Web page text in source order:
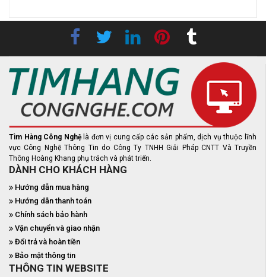
Tìm Hàng Công Nghệ là đơn vị cung cấp các sản phẩm, dịch vụ thuộc lĩnh
vực Công Nghệ Thông Tin do Công Ty TNHH Giải Pháp CNTT Và Truyền
Thông Hoàng Khang phụ trách và phát triển.
DÀNH CHO KHÁCH HÀNG
Hướng dẫn mua hàng
Hướng dẫn thanh toán
Chính sách bảo hành
Vận chuyển và giao nhận
Đổi trả và hoàn tiền
Bảo mật thông tin
THÔNG TIN WEBSITE